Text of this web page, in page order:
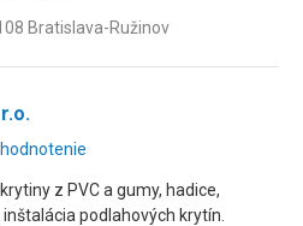
Bratislava-Ružinov
z PVC a gumy, hadice,
podlahových krytín.